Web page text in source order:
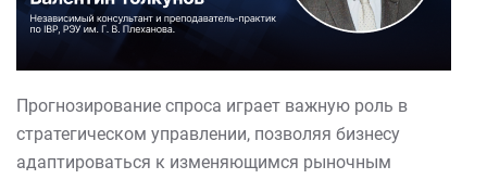
Прогнозирование спроса играет важную роль в
стратегическом управлении, позволяя бизнесу
адаптироваться к изменяющимся рыночным